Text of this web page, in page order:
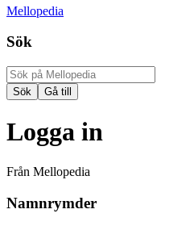
Mellopedia
Sök
Logga in
Från Mellopedia
Namnrymder